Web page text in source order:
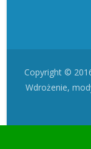
Copyright ©
Wdrożenie,